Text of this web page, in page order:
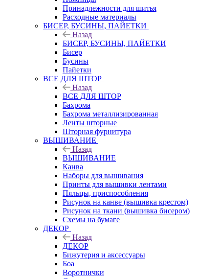
Принадлежности для шитья
Расходные материалы
БИСЕР, БУСИНЫ, ПАЙЕТКИ
Назад
БИСЕР, БУСИНЫ, ПАЙЕТКИ
Бисер
Бусины
Пайетки
ВСЕ ДЛЯ ШТОР
Назад
ВСЕ ДЛЯ ШТОР
Бахрома
Бахрома металлизированная
Ленты шторные
Шторная фурнитура
ВЫШИВАНИЕ
Назад
ВЫШИВАНИЕ
Канва
Наборы для вышивания
Принты для вышивки лентами
Пяльцы, приспособления
Рисунок на канве (вышивка крестом)
Рисунок на ткани (вышивка бисером)
Схемы на бумаге
ДЕКОР
Назад
ДЕКОР
Бижутерия и аксессуары
Боа
Воротнички